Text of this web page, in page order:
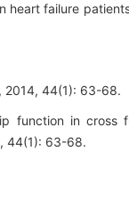
heart failure
2014, 44(1): 63-68.
function in cross
44(1): 63-68.